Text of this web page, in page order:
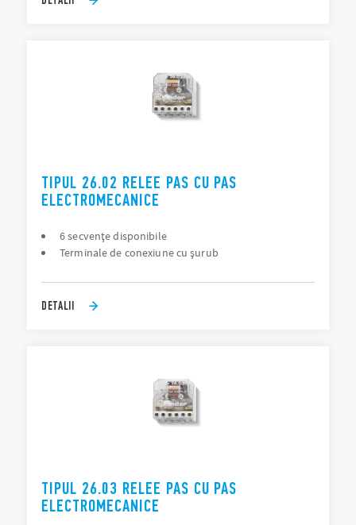
TIPUL 26.02 RELEE PAS CU PAS
ELECTROMECANICE
6 secvenţe disponibile
Terminale de conexiune cu şurub
DETALII
TIPUL 26.03 RELEE PAS CU PAS
ELECTROMECANICE